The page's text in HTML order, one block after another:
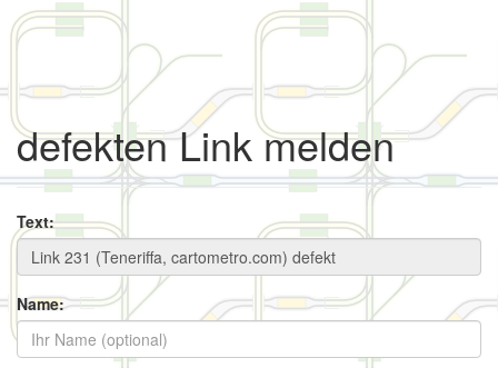
defekten Link melden
Text:
Name: